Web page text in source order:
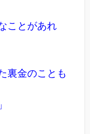
ことがあれ
裏金のことも